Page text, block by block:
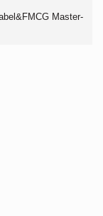
Master-